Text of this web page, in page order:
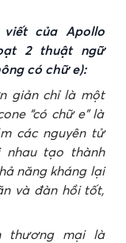
của Apollo
2 thuật ngữ
có chữ e):
giản chỉ là một
“có chữ e” là
các nguyên tử
nhau tạo thành
năng kháng lại
và đàn hồi tốt,
thương mại là